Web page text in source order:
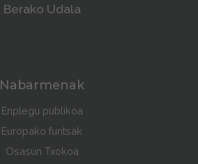
Berako Udala
Nabarmenak
Enplegu publikoa
Europako funtsak
Osasun Txokoa